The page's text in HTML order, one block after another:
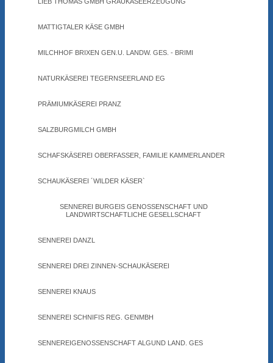
MATTIGTALER KÄSE GMBH
MILCHHOF BRIXEN GEN.U. LANDW. GES. - BRIMI
NATURKÄSEREI TEGERNSEERLAND EG
PRÄMIUMKÄSEREI PRANZ
SALZBURGMILCH GMBH
SCHAFSKÄSEREI OBERFASSER, FAMILIE KAMMERLANDER
SCHAUKÄSEREI ´WILDER KÄSER`
SENNEREI BURGEIS GENOSSENSCHAFT UND
LANDWIRTSCHAFTLICHE GESELLSCHAFT
SENNEREI DANZL
SENNEREI DREI ZINNEN-SCHAUKÄSEREI
SENNEREI KNAUS
SENNEREI SCHNIFIS REG. GENMBH
SENNEREIGENOSSENSCHAFT ALGUND LAND. GES